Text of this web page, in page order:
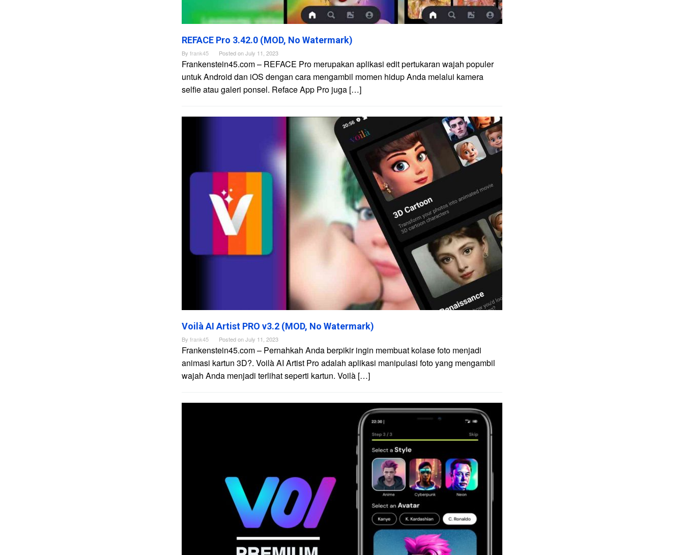
REFACE Pro 3.42.0 (MOD, No Watermark)
By frank45 Posted onJuly 11, 2023
Frankenstein45.com – REFACE Pro merupakan aplikasi edit pertukaran wajah populer
untuk Android dan iOS dengan cara mengambil momen hidup Anda melalui kamera
selfie atau galeri ponsel. Reface App Pro juga […]
Voilà AI Artist PRO v3.2 (MOD, No Watermark)
By frank45 Posted onJuly 11, 2023
Frankenstein45.com – Pernahkah Anda berpikir ingin membuat kolase foto menjadi
animasi kartun 3D?. Voilà AI Artist Pro adalah aplikasi manipulasi foto yang mengambil
wajah Anda menjadi terlihat seperti kartun. Voilà […]